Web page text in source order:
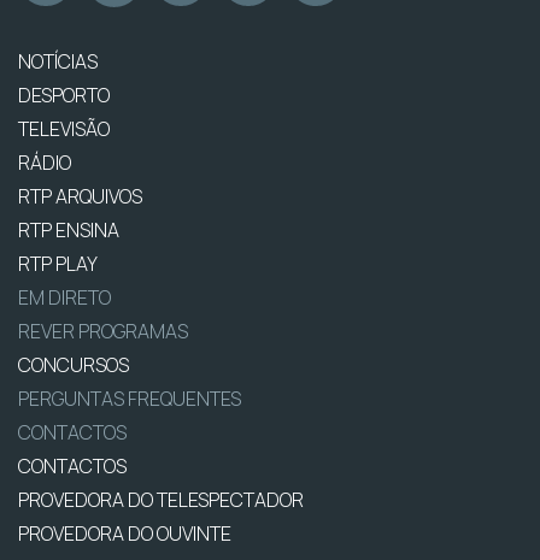
NOTÍCIAS
DESPORTO
TELEVISÃO
RÁDIO
RTP ARQUIVOS
RTP ENSINA
RTP PLAY
EM DIRETO
REVER PROGRAMAS
CONCURSOS
PERGUNTAS FREQUENTES
CONTACTOS
CONTACTOS
PROVEDORA DO TELESPECTADOR
PROVEDORA DO OUVINTE